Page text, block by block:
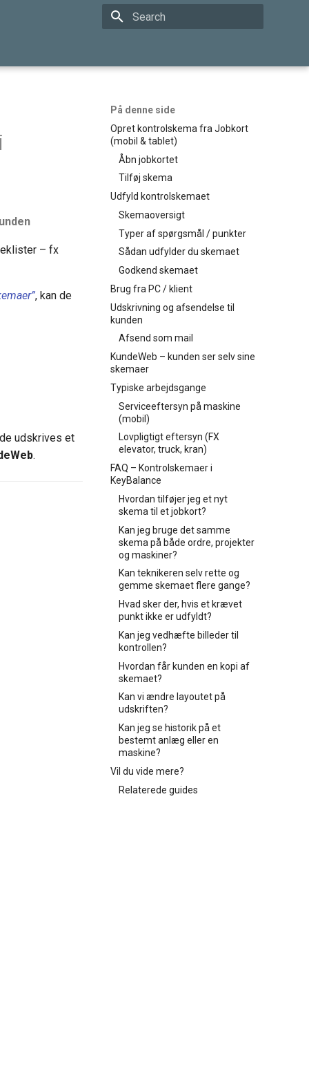
På denne side
Opret kontrolskema fra Jobkort
(mobil & tablet)
Åbn jobkortet
Tilføj skema
Udfyld kontrolskemaet
Skemaoversigt
Typer af spørgsmål / punkter
Sådan udfylder du skemaet
Godkend skemaet
Brug fra PC / klient
Udskrivning og afsendelse til
kunden
Afsend som mail
KundeWeb – kunden ser selv sine
skemaer
Typiske arbejdsgange
Serviceeftersyn på maskine
(mobil)
Lovpligtigt eftersyn (FX
elevator, truck, kran)
FAQ – Kontrolskemaer i
KeyBalance
Hvordan tilføjer jeg et nyt
skema til et jobkort?
Kan jeg bruge det samme
skema på både ordre, projekter
og maskiner?
Kan teknikeren selv rette og
gemme skemaet flere gange?
Hvad sker der, hvis et krævet
punkt ikke er udfyldt?
Kan jeg vedhæfte billeder til
kontrollen?
Hvordan får kunden en kopi af
skemaet?
Kan vi ændre layoutet på
udskriften?
Kan jeg se historik på et
bestemt anlæg eller en
maskine?
Vil du vide mere?
Relaterede guides
– fx
, kan de
udskrives et
.